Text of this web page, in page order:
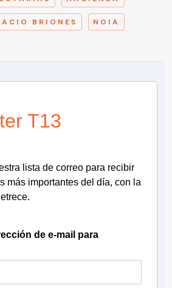
BRIONES NOIA
T13
lista de correo para recibir
más importantes del día, con la
de e-mail para